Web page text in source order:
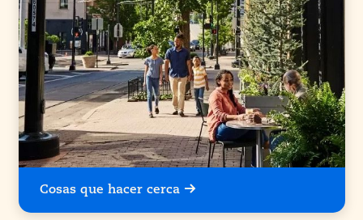
Cosas que hacer cerca